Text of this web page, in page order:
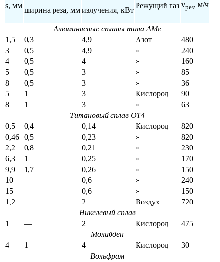
s, мм
ширина реза, мм излучения, кВт
Режущий газ vрез, м/ч
Алюминиевые сплавы типа АМг
1,5
0,3 4,9 Азот
480
3
0,5 4,9 »
240
4
0,5 4 »
160
5
0,5 3 »
85
8
0,5 3 »
36
5
1 3 Кислород
90
8
1 3 »
63
Титановый сплав ОТ4
0,5
0,4 0,14 Кислород
820
0,46 0,5 0,23 »
820
2,2
0,8 0,21 »
230
6,3
1 0,25 »
170
9,9
1,7 0,26 »
150
10
— 0,6 »
240
15
— 0,6 »
150
1,2
— 2 Воздух
720
Никелевый сплав
1
— 2 Кислород
475
Молибден
4
1 4 Кислород
30
Вольфрам